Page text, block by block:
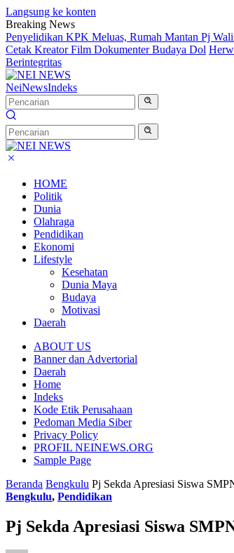
Langsung ke konten
Breaking News
Penyelidikan KPK Meluas, Rumah Mantan Pj
Cetak Kreator Film Dokumenter Budaya Dol
Berintegritas
NeiNewsIndeks
HOME
Politik
Dunia
Olahraga
Pendidikan
Ekonomi
Lifestyle
Kesehatan
Dunia Maya
Budaya
Motivasi
Daerah
ABOUT US
Banner dan Advertorial
Daerah
Home
Indeks
Kode Etik Perusahaan
Pedoman Media Siber
Privacy Policy
PROFIL NEINEWS.ORG
Sample Page
Beranda Bengkulu Pj Sekda Apresiasi Siswa
Bengkulu, Pendidikan
Pj Sekda Apresiasi Siswa